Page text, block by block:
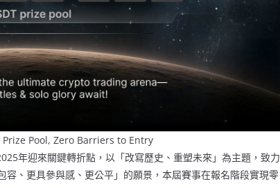
Pool, Zero Barriers to Entry
年迎來關鍵轉折點，以「改寫歷史、重塑未來」為主題，致力
、更具參與感、更公平」的願景，本屆賽事在報名階段實現零